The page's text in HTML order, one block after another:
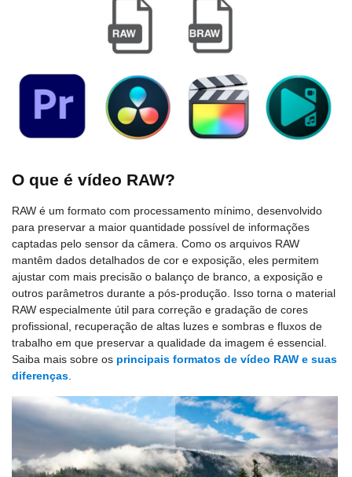
O que é vídeo RAW?
RAW é um formato com processamento mínimo, desenvolvido
para preservar a maior quantidade possível de informações
captadas pelo sensor da câmera. Como os arquivos RAW
mantêm dados detalhados de cor e exposição, eles permitem
ajustar com mais precisão o balanço de branco, a exposição e
outros parâmetros durante a pós-produção. Isso torna o material
RAW especialmente útil para correção e gradação de cores
profissional, recuperação de altas luzes e sombras e fluxos de
trabalho em que preservar a qualidade da imagem é essencial.
Saiba mais sobre os principais formatos de vídeo RAW e suas
diferenças.